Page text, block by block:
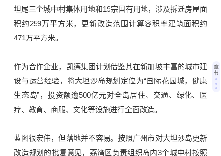
坦尾三个城中村集体用地和19宗国有用地，涉及拆迁房屋面
积约259万平方米，更新改造范围计算容积率建筑面积约
471万平方米。
作为合作企业，凯德集团计划借鉴其在新加坡丰富的城市建
设与运营经验，将大坦沙岛规划定位为“国际花园城，健康
生态岛”，投资额逾500亿元对全岛居住、交通、绿化、医
疗、教育、商服、文化等设施进行全面改造。
蓝图很宏伟，但落地并不容易。按照广州市对大坦沙岛更新
改造规划的批复意见，荔湾区负责组织岛内3个城中村按照
章
节